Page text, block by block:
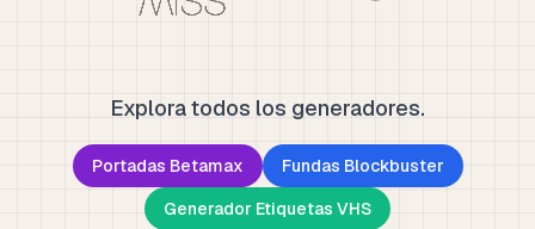
Explora todos los generadores.
Portadas Betamax
Fundas Blockbuster
Generador Etiquetas VHS